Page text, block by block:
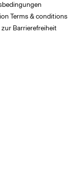
Terms & conditions
Barrierefreiheit